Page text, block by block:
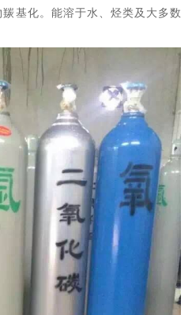
基化。能溶于水、烃类及大多数